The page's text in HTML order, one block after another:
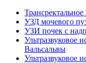
УЗД мочевого
УЗИ почек с
Ультразвуковое
Вальсальвы
Ультразвуковое